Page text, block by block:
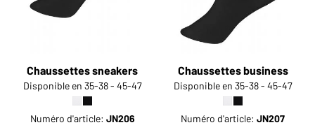
Chaussettes sneakers
Disponible en 35-38 - 45-47
Numéro d'article: JN206
Chaussettes business
Disponible en 35-38 - 45-47
Numéro d'article: JN207